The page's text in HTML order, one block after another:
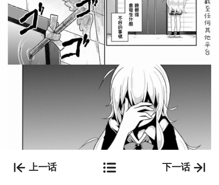
上一话 下一话